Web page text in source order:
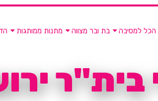
הכל למסיבה בת ובר מצווה מתנות ממותגות
בית"ר